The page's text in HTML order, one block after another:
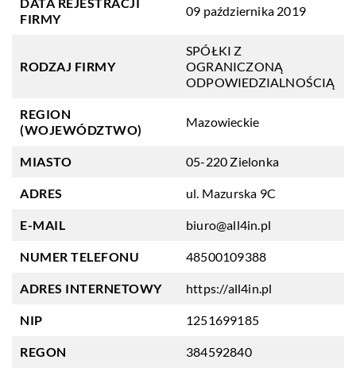
FIRMY
09 października 2019
RODZAJ FIRMY
SPÓŁKI Z
OGRANICZONĄ
ODPOWIEDZIALNOŚCIĄ
REGION
(WOJEWÓDZTWO)
Mazowieckie
MIASTO 05-220 Zielonka
ADRES ul. Mazurska 9C
E-MAIL biuro@all4in.pl
NUMER TELEFONU 48500109388
ADRES INTERNETOWY https://all4in.pl
NIP 1251699185
REGON 384592840